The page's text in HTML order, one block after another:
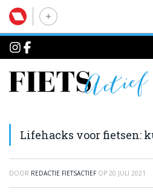
Lifehacks voor fietsen:
DOOR REDACTIE FIETSACTIEF OP 20 JULI 2021